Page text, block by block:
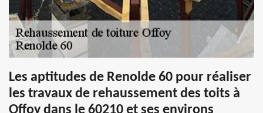
Les aptitudes de Renolde 60 pour réaliser
les travaux de rehaussement des toits à
Offoy dans le 60210 et ses environs